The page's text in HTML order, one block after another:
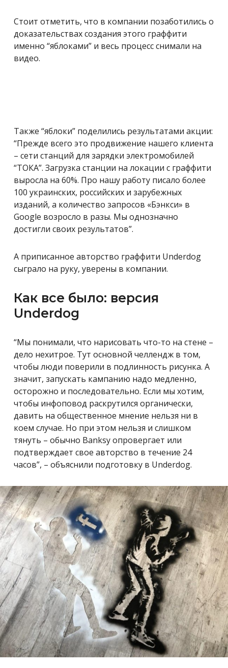
Стоит отметить, что в компании позаботились о
доказательствах создания этого граффити
именно “яблоками” и весь процесс снимали на
видео.
Также “яблоки” поделились результатами акции:
“Прежде всего это продвижение нашего клиента
– сети станций для зарядки электромобилей
“ТОКА”. Загрузка станции на локации с граффити
выросла на 60%. Про нашу работу писало более
100 украинских, российских и зарубежных
изданий, а количество запросов «Бэнкси» в
Google возросло в разы. Мы однозначно
достигли своих результатов”.
А приписанное авторство граффити Underdog
сыграло на руку, уверены в компании.
Как все было: версия
Underdog
“Мы понимали, что нарисовать что-то на стене –
дело нехитрое. Тут основной челлендж в том,
чтобы люди поверили в подлинность рисунка. А
значит, запускать кампанию надо медленно,
осторожно и последовательно. Если мы хотим,
чтобы инфоповод раскрутился органически,
давить на общественное мнение нельзя ни в
коем случае. Но при этом нельзя и слишком
тянуть – обычно Banksy опровергает или
подтверждает свое авторство в течение 24
часов”, – объяснили подготовку в Underdog.